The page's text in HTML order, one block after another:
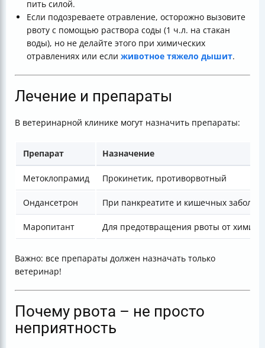
пить силой.
Если подозреваете отравление, осторожно вызовите
рвоту с помощью раствора соды (1 ч.л. на стакан
воды), но не делайте этого при химических
отравлениях или если животное тяжело дышит.
Лечение и препараты
В ветеринарной клинике могут назначить препараты:
Препарат Назначение
Метоклопрамид Прокинетик, противорвотный
Ондансетрон При панкреатите и кишечных
Маропитант Для предотвращения рвоты от
Важно: все препараты должен назначать только
ветеринар!
Почему рвота – не просто
неприятность